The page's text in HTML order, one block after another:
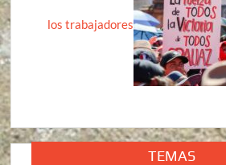
los trabajadores
TEMAS